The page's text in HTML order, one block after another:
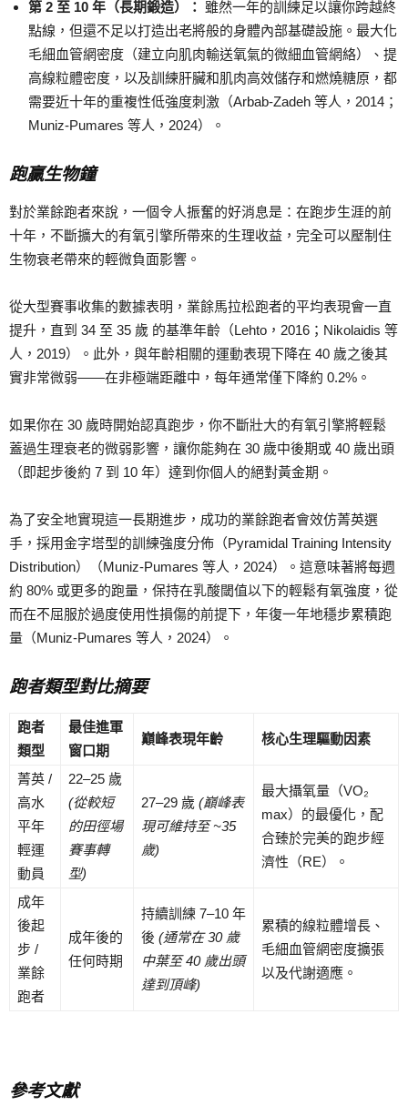
第 2 至 10 年（長期鍛造）： 雖然一年的訓練足以讓你跨越終
點線，但還不足以打造出老將般的身體內部基礎設施。最大化
毛細血管網密度（建立向肌肉輸送氧氣的微細血管網絡）、提
高線粒體密度，以及訓練肝臟和肌肉高效儲存和燃燒糖原，都
需要近十年的重複性低強度刺激（Arbab-Zadeh 等人，2014；
Muniz-Pumares 等人，2024）。
跑贏生物鐘
對於業餘跑者來說，一個令人振奮的好消息是：在跑步生涯的前
十年，不斷擴大的有氧引擎所帶來的生理收益，完全可以壓制住
生物衰老帶來的輕微負面影響。
從大型賽事收集的數據表明，業餘馬拉松跑者的平均表現會一直
提升，直到 34 至 35 歲 的基準年齡（Lehto，2016；Nikolaidis 等
人，2019）。此外，與年齡相關的運動表現下降在 40 歲之後其
實非常微弱——在非極端距離中，每年通常僅下降約 0.2%。
如果你在 30 歲時開始認真跑步，你不斷壯大的有氧引擎將輕鬆
蓋過生理衰老的微弱影響，讓你能夠在 30 歲中後期或 40 歲出頭
（即起步後約 7 到 10 年）達到你個人的絕對黃金期。
為了安全地實現這一長期進步，成功的業餘跑者會效仿菁英選
手，採用金字塔型的訓練強度分佈（Pyramidal Training Intensity
Distribution）（Muniz-Pumares 等人，2024）。這意味著將每週
約 80% 或更多的跑量，保持在乳酸閾值以下的輕鬆有氧強度，從
而在不屈服於過度使用性損傷的前提下，年復一年地穩步累積跑
量（Muniz-Pumares 等人，2024）。
跑者類型對比摘要
跑者
類型
最佳進軍
窗口期
巔峰表現年齡 核心生理驅動因素
菁英 /
高水
平年
輕運
動員
22–25 歲
(從較短
的田徑場
賽事轉
型)
27–29 歲 (巔峰表
現可維持至 ~35
歲)
最大攝氧量（VO₂
max）的最優化，配
合臻於完美的跑步經
濟性（RE）。
成年
後起
步 /
業餘
跑者
成年後的
任何時期
持續訓練 7–10 年
後 (通常在 30 歲
中葉至 40 歲出頭
達到頂峰)
累積的線粒體增長、
毛細血管網密度擴張
以及代謝適應。
參考文獻